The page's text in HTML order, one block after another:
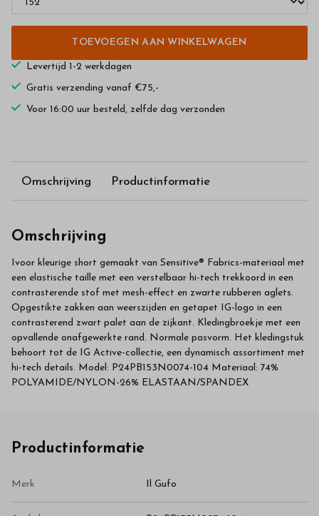
TOEVOEGEN AAN WINKELWAGEN
Levertijd 1-2 werkdagen
Gratis verzending vanaf €75,-
Voor 16:00 uur besteld, zelfde dag verzonden
Omschrijving Productinformatie
Omschrijving
Ivoor kleurige short gemaakt van Sensitive® Fabrics-materiaal met
een elastische taille met een verstelbaar hi-tech trekkoord in een
contrasterende stof met mesh-effect en zwarte rubberen aglets.
Opgestikte zakken aan weerszijden en getapet IG-logo in een
contrasterend zwart palet aan de zijkant. Kledingbroekje met een
opvallende onafgewerkte rand. Normale pasvorm. Het kledingstuk
behoort tot de IG Active-collectie, een dynamisch assortiment met
hi-tech details. Model: P24PB153N0074-104 Materiaal: 74%
POLYAMIDE/NYLON-26% ELASTAAN/SPANDEX
Productinformatie
Merk Il Gufo